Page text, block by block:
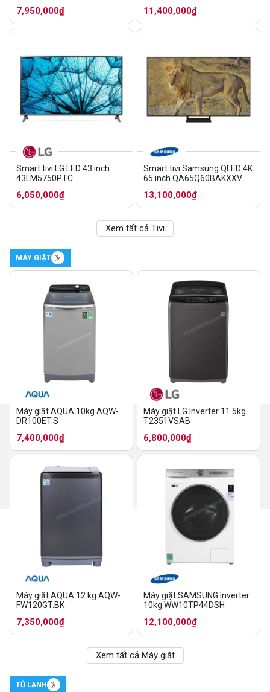
7,950,000₫ 11,400,000₫
Smart tivi LG LED 43 inch
43LM5750PTC
6,050,000₫
Smart tivi Samsung QLED 4K
65 inch QA65Q60BAKXXV
13,100,000₫
Xem tất cả Tivi
MÁY GIẶT
Máy giặt AQUA 10kg AQW-
DR100ET.S
7,400,000₫
Máy giặt LG Inverter 11.5kg
T2351VSAB
6,800,000₫
Máy giặt AQUA 12 kg AQW-
FW120GT.BK
7,350,000₫
Máy giặt SAMSUNG Inverter
10kg WW10TP44DSH
12,100,000₫
Xem tất cả Máy giặt
TỦ LẠNH